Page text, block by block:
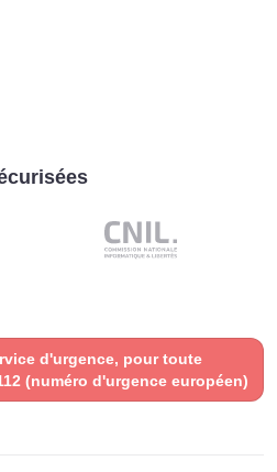
d'urgence, pour toute
(numéro d'urgence européen)